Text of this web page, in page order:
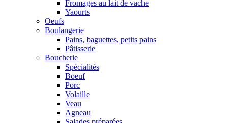
Fromages au lait de vache
Yaourts
Oeufs
Boulangerie
Pains, baguettes, petits pains
Pâtisserie
Boucherie
Spécialités
Boeuf
Porc
Volaille
Veau
Agneau